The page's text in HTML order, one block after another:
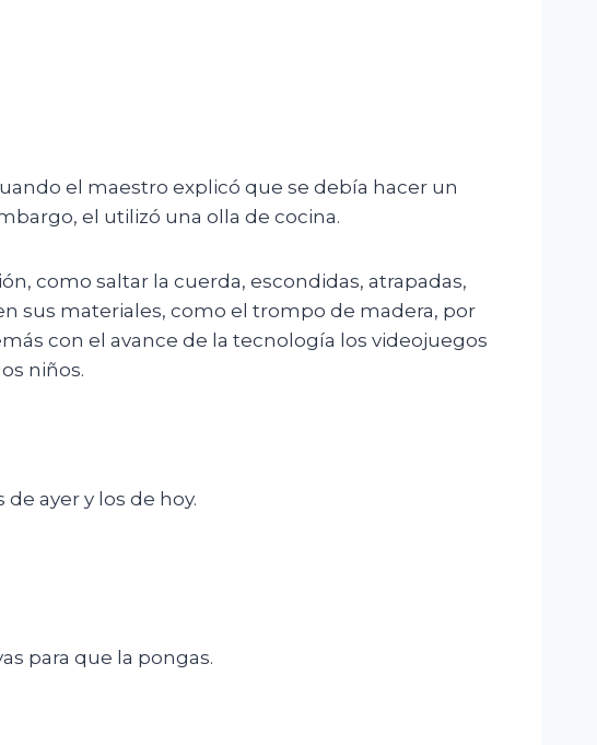
el maestro explicó que se debía hacer un
el utilizó una olla de cocina.
como saltar la cuerda, escondidas, atrapadas,
sus materiales, como el trompo de madera, por
con el avance de la tecnología los videojuegos
niños.
ayer y los de hoy.
para que la pongas.